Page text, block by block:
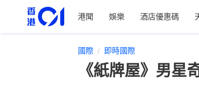
港聞 娛樂 酒店優惠碼
國際 即時國際
《紙牌屋》男